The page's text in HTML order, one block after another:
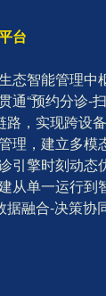
台
态智能管理中
通“预约分诊-
路，实现跨设
理，建立多
引擎时刻动态
从单一运行到
据融合-决策协